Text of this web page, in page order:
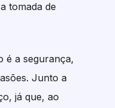
tomada de
é a segurança,
Junto a
já que, ao